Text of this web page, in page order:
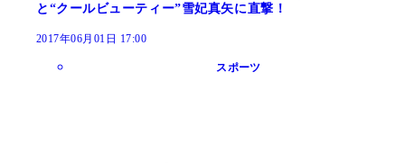
と“クールビューティー”雪妃真矢に直撃！
2017年06月01日 17:00
スポーツ